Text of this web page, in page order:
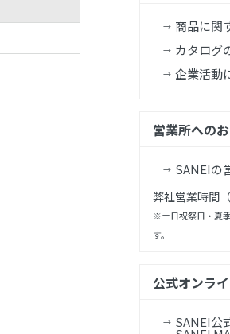
商品に関
カタログ
企業活動
営業所への
SANEIの
弊社営業時間
※土日祝祭日・夏
す。
公式オンラ
SANEI公